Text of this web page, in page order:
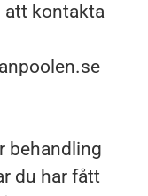
att kontakta
behandling
du har fått